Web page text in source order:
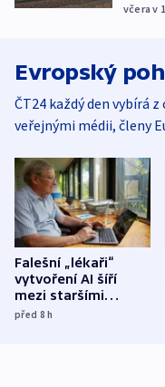
včera v
Evropský
ČT24 každý den vybírá
veřejnými médii, členy
Falešní „lékaři“
vytvoření AI šíří
mezi staršími
Poláky nebezpečné
před 8h